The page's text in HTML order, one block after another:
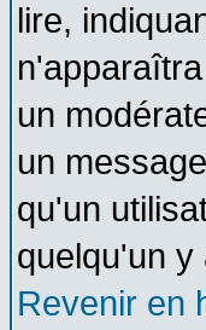
lire,
un
un
qu'un
quelqu'un y
Revenir en